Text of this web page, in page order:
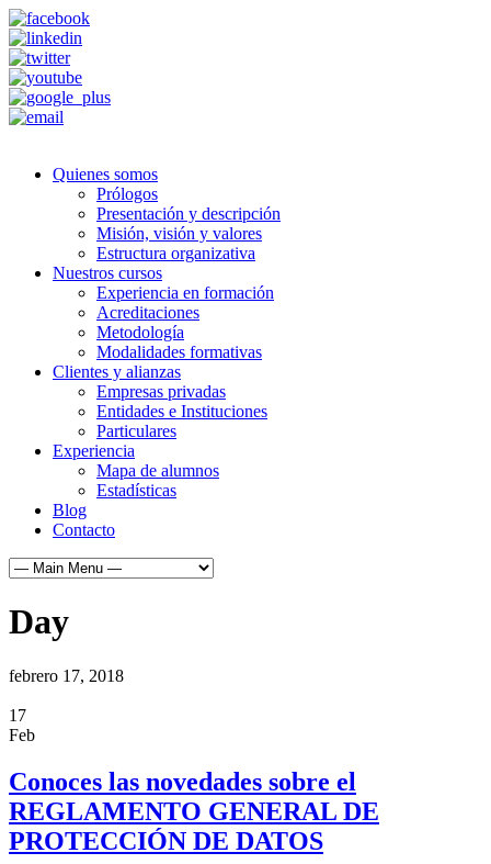
Quienes somos
Prólogos
Presentación y descripción
Misión, visión y valores
Estructura organizativa
Nuestros cursos
Experiencia en formación
Acreditaciones
Metodología
Modalidades formativas
Clientes y alianzas
Empresas privadas
Entidades e Instituciones
Particulares
Experiencia
Mapa de alumnos
Estadísticas
Blog
Contacto
Day
febrero 17, 2018
17
Feb
Conoces las novedades sobre el
REGLAMENTO GENERAL DE
PROTECCIÓN DE DATOS